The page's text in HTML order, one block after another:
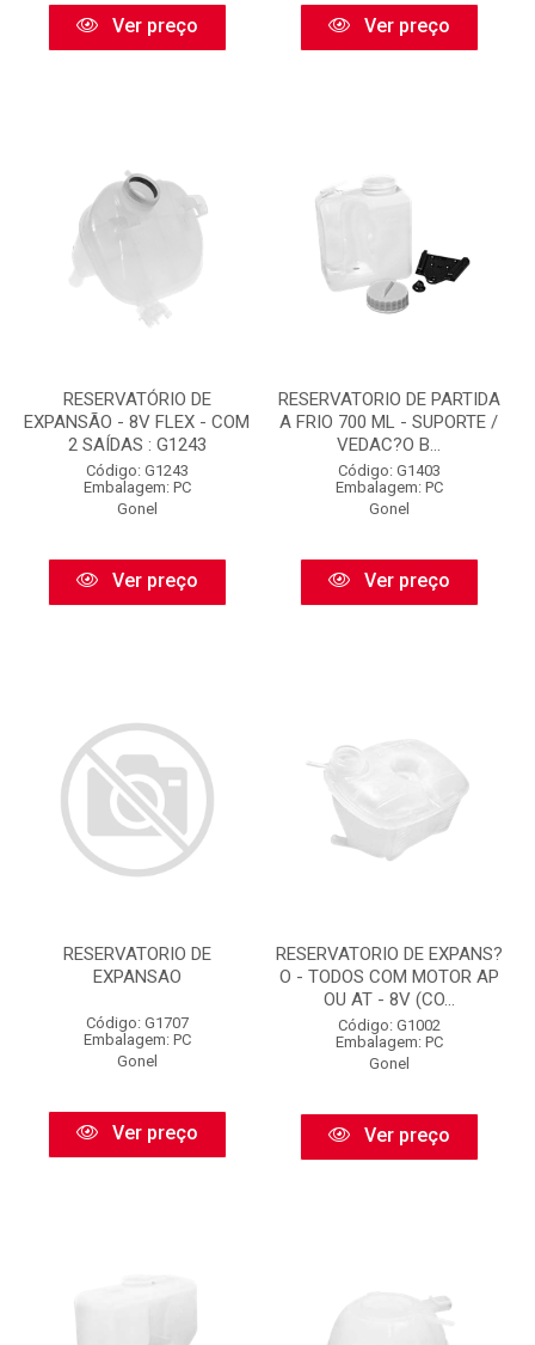
Ver preço Ver preço
RESERVATÓRIO DE
EXPANSÃO - 8V FLEX - COM
2 SAÍDAS : G1243
Código: G1243
Embalagem: PC
Gonel
Ver preço
RESERVATORIO DE PARTIDA
A FRIO 700 ML - SUPORTE /
VEDAC?O B...
Código: G1403
Embalagem: PC
Gonel
Ver preço
RESERVATORIO DE
EXPANSAO
Código: G1707
Embalagem: PC
Gonel
Ver preço
RESERVATORIO DE EXPANS?
O - TODOS COM MOTOR AP
OU AT - 8V (CO...
Código: G1002
Embalagem: PC
Gonel
Ver preço